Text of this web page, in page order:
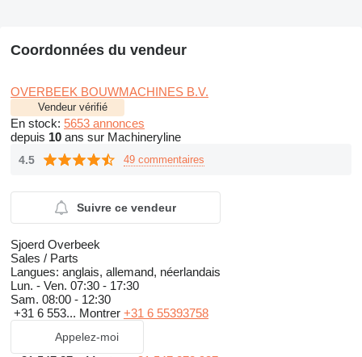
Coordonnées du vendeur
OVERBEEK BOUWMACHINES B.V.
Vendeur vérifié
En stock: 5653 annonces
depuis 10 ans sur Machineryline
4.5 49 commentaires
Suivre ce vendeur
Sjoerd Overbeek
Sales / Parts
Langues: anglais, allemand, néerlandais
Lun. - Ven. 07:30 - 17:30
Sam. 08:00 - 12:30
+31 6 553... Montrer +31 6 55393758
Appelez-moi